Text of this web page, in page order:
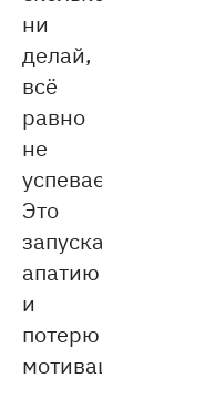
ни
делай,
всё
равно
не
успевает.
Это
запускает
апатию
и
потерю
мотивации.